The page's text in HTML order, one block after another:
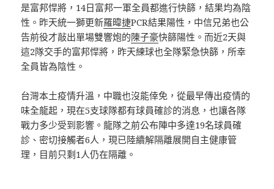
是富邦悍將，14日富邦一軍全員都進行快篩，結果均為陰
性。昨天統一獅更新羅暐捷PCR結果陽性，中信兄弟也公
告前役才敲出單場雙響炮的陳子豪快篩陽性。而近2天與
這2隊交手的富邦悍將，昨天練球也全隊緊急快篩，所幸
全員皆為陰性。
台灣本土疫情升溫，中職也沒能倖免，從最早傳出疫情的
味全龍起，現在5支球隊都有球員確診的消息，也讓各隊
戰力多少受到影響。龍隊之前公布陣中多達19名球員確
診、密切接觸者6人，現已陸續解隔離展開自主健康管
理，目前只剩1人仍在隔離。